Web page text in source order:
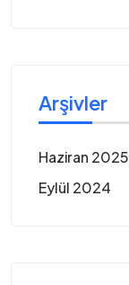
Arşivler
Haziran 2025
Eylül 2024